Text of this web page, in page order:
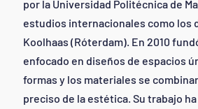
por la Universidad Politécnica de
estudios internacionales como los
Koolhaas (Róterdam). En 2010
enfocado en diseños de espacios
formas y los materiales se
preciso de la estética. Su trabajo